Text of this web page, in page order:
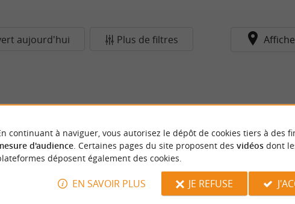
aujourd'hui Plus de filtres
continuant à naviguer, vous autorisez le dépôt de cookies tiers à des
d'audience. Certaines pages du site proposent des vidéosdont
déposent également des cookies.
EN SAVOIR PLUS JE REFUSE